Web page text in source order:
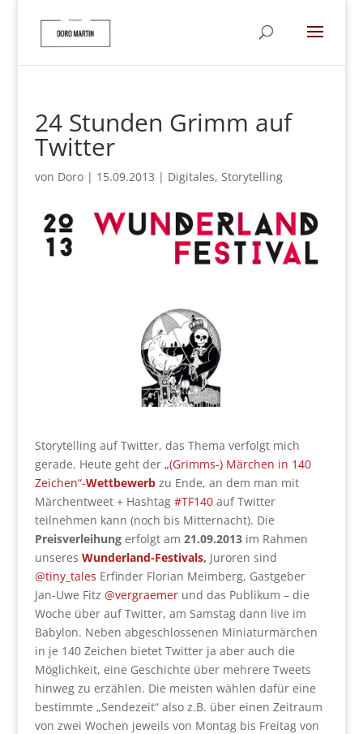
24 Stunden Grimm auf
Twitter
von Doro| 15.09.2013 | Digitales, Storytelling
Storytelling auf Twitter, das Thema verfolgt mich
gerade. Heute geht der „(Grimms-) Märchen in 140
Zeichen“-Wettbewerbzu Ende, an dem man mit
Märchentweet + Hashtag #TF140auf Twitter
teilnehmen kann (noch bis Mitternacht). Die
Preisverleihungerfolgt am 21.09.2013im Rahmen
unseres Wunderland-Festivals, Juroren sind
@tiny_tales Erfinder Florian Meimberg, Gastgeber
Jan-Uwe Fitz @vergraemerund das Publikum – die
Woche über auf Twitter, am Samstag dann live im
Babylon. Neben abgeschlossenen Miniaturmärchen
in je 140 Zeichen bietet Twitter ja aber auch die
Möglichkeit, eine Geschichte über mehrere Tweets
hinweg zu erzählen. Die meisten wählen dafür eine
bestimmte „Sendezeit“ also z.B. über einen Zeitraum
von zwei Wochen jeweils von Montag bis Freitag von